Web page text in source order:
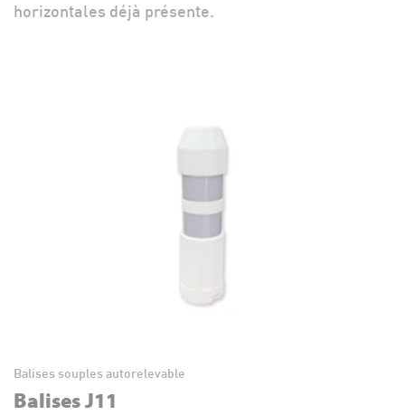
horizontales déjà présente.
Balises souples autorelevable
Balises J11